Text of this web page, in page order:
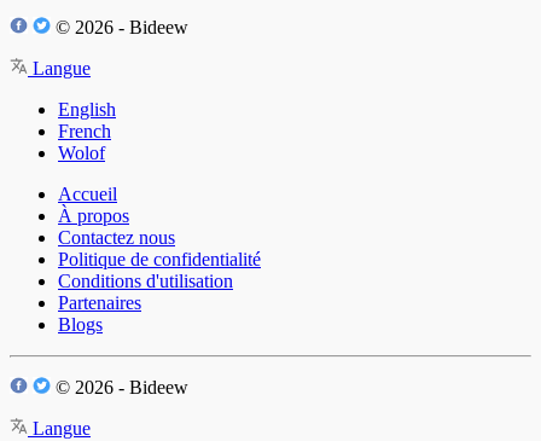
© 2026 - Bideew
Langue
English
French
Wolof
Accueil
À propos
Contactez nous
Politique de confidentialité
Conditions d'utilisation
Partenaires
Blogs
© 2026 - Bideew
Langue